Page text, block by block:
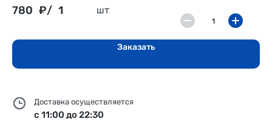
780 ₽/ 1 шт
Заказать
Доставка осуществляется
с 11:00 до 22:30